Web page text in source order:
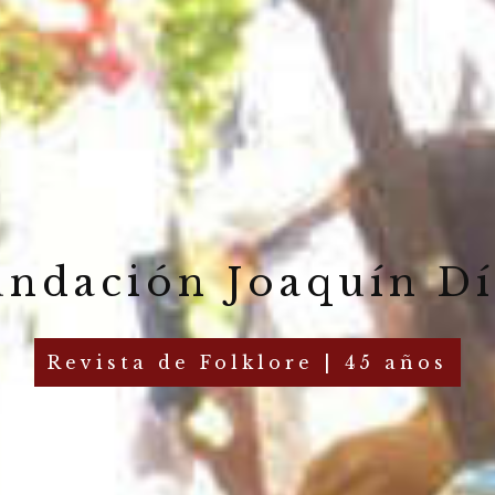
Joaquín
Revista de Folklore | 45 años